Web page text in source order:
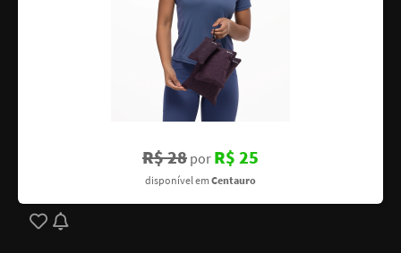
R$ 28 por R$ 25
disponível em Centauro